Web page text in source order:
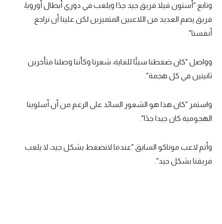
وتابع "أستون فيلا فريق جيد جدًا ويلعب في دوري أبطال أوروبا،
فريق يضم العديد من اللاعبين المتميزين لكن علينا أن نراجع
أنفسنا".
وواصل "كان ضغطنا سيئًا للغاية، شعرنا وكأننا وصلنا متأخرين
ثانيتين في كل هجمة".
واستمر "كان هذا هو الشعور السائد على الرغم من أن أسلوبنا
الهجومية كان جيدا جدًا".
وأتم لاعب موناكو السابق "عندما لانضغط بشكل جيد، لا يلعب
فريقنا بشكل جيد".